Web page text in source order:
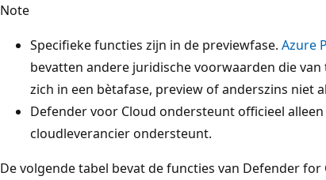
Note
Specifieke functies zijn in de previewfase. Azure
bevatten andere juridische voorwaarden die
zich in een bètafase, preview of anderszins niet
Defender voor Cloud ondersteunt officieel alleen
cloudleverancier ondersteunt.
De volgende tabel bevat de functies van Defender